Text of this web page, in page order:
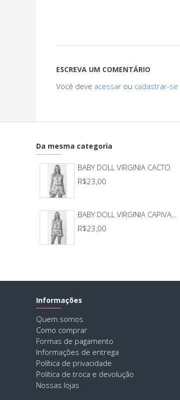
ESCREVA UM COMENTÁRIO
Você deve acessar ou cadastrar-se
Da mesma categoria
BABY DOLL VIRGINIA CACTO
R$23,00
BABY DOLL VIRGINIA CAPIVARA
R$23,00
Informações
Quem somos
Como comprar
Formas de pagamento
Informações de entrega
Política de privacidade
Política de troca e devolução
Nossas lojas